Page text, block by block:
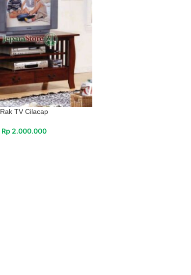
Rak TV Cilacap
Rp 2.000.000